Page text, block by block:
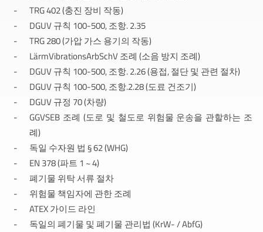
TRG 402 (충진 장비 작동)
DGUV 규칙 100-500, 조항. 2.35
TRG 280 (가압 가스 용기의 작동)
LärmVibrationsArbSchV 조례 (소음 방지 조례)
DGUV 규칙 100-500, 조항. 2.26 (용접, 절단 및 관련 절차)
DGUV 규칙 100-500, 조항.2.28 (도료 건조기)
DGUV 규정 70 (차량)
GGVSEB 조례 (도로 및 철도로 위험물 운송을 관할하는 조
례)
독일 수자원 법 § 62 (WHG)
EN 378 (파트 1 ~ 4)
폐기물 위탁 서류 절차
위험물 책임자에 관한 조례
ATEX 가이드 라인
독일의 폐기물 및 폐기물 관리법 (KrW- / AbfG)